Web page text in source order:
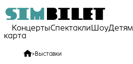
КонцертыСпектакли ШоуДетям
карта
>Выставки